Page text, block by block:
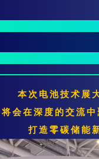
本次电池技术展
将会在深度的交流中
打造零碳储能